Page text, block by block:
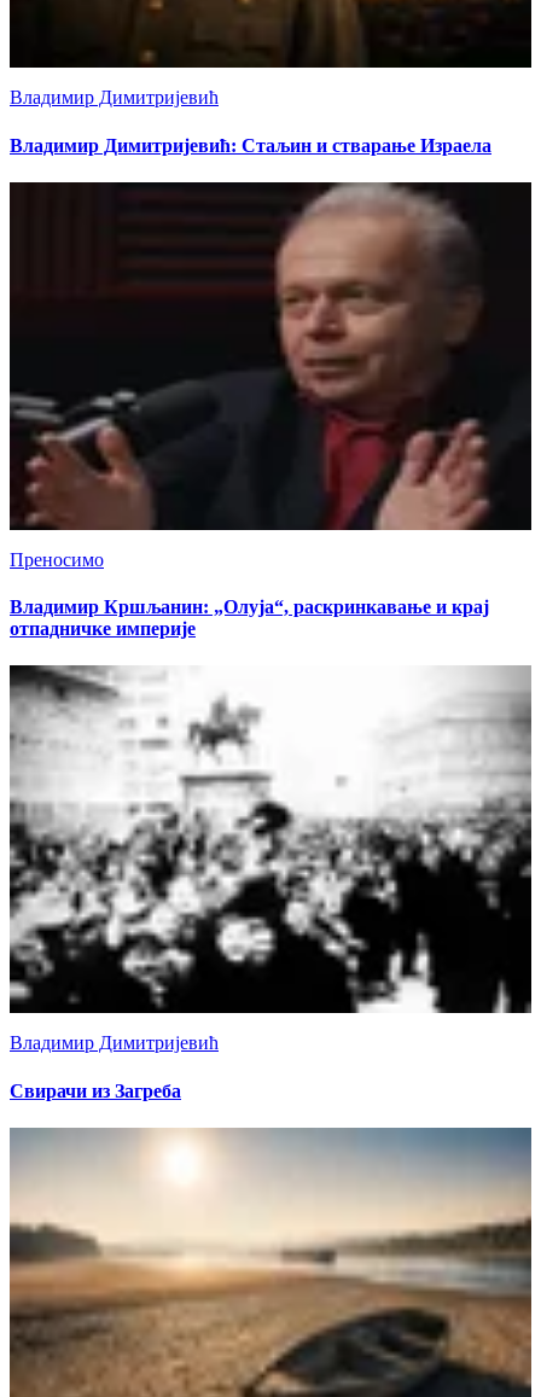
Владимир Димитријевић
Владимир Димитријевић: Стаљин и стварање Израела
Преносимо
Владимир Кршљанин: „Олуја“, раскринкавање и крај
отпадничке империје
Владимир Димитријевић
Свирачи из Загреба